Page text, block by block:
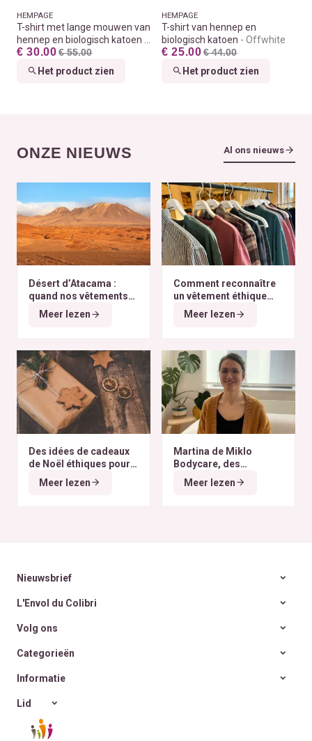
HEMPAGE
T-shirt met lange mouwen van
hennep en biologisch katoen
Offwhite
€ 30.00 € 55.00
Het product zien
HEMPAGE
T-shirt van hennep en
biologisch katoen
Offwhite
€ 25.00 € 44.00
Het product zien
ONZE NIEUWS Al ons nieuws
Désert d’Atacama :
quand nos vêtements
finissent à l’autre bout
du monde
Meer lezen
Comment reconnaître
un vêtement éthique
selon nos critères ?
Meer lezen
Des idées de cadeaux
de Noël éthiques pour
tous les budgets
Meer lezen
Martina de Miklo
Bodycare, des
déodorants naturels et
zéro déchet
A la
Meer lezen
Nieuwsbrief
L'Envol du Colibri
Volg ons
Categorieën
Informatie
Lid